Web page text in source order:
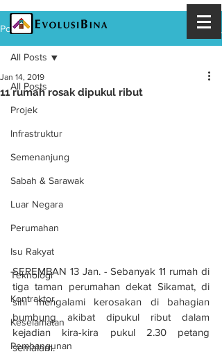
Post
All Posts
Projek
Infrastruktur
Semenanjung
Sabah & Sarawak
Luar Negara
Perumahan
Isu Rakyat
Teknologi
Kontraktor
Keselamatan
Pembangunan
All Posts
11 rumah rosak dipukul ribut
Jan 14, 2019
SEREMBAN 13 Jan. - Sebanyak 11 rumah di
tiga taman perumahan dekat Sikamat, di
sini mengalami kerosakan di bahagian
bumbung akibat dipukul ribut dalam
kejadian kira-kira pukul 2.30 petang
semalam.